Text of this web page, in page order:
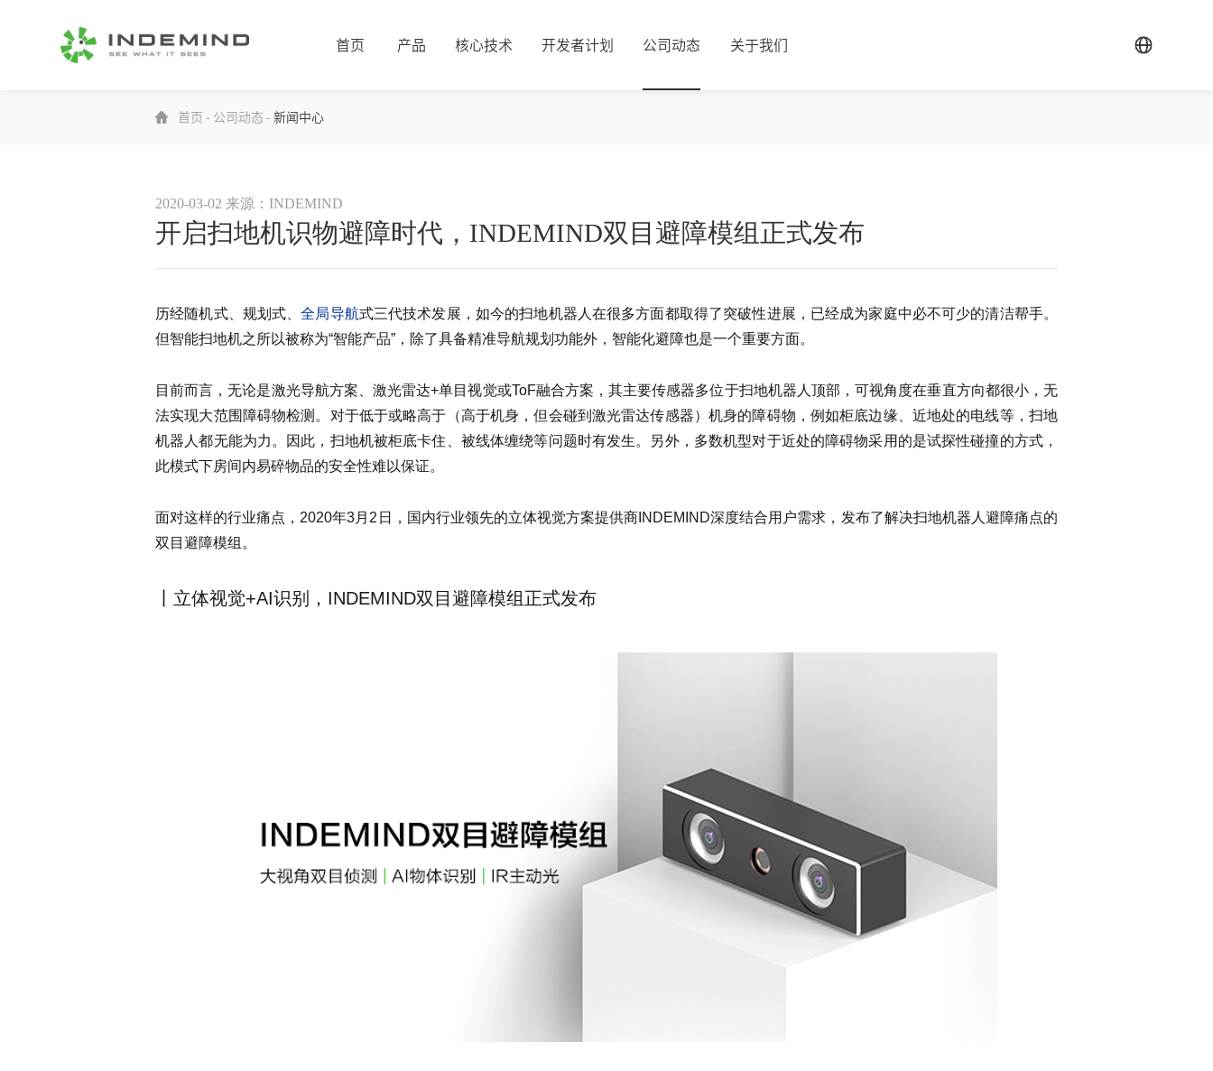
首页 产品 核心技术 开发者计划 公司动态 关于我们
首页 - 公司动态 - 新闻中心
2020-03-02 来源：INDEMIND
开启扫地机识物避障时代，INDEMIND双目避障模组正式发布
历经随机式、规划式、全局导航式三代技术发展，如今的扫地机器人在很多方面都取得了突破性进展，已经成为家庭中必不可少的清洁帮手。
但智能扫地机之所以被称为“智能产品”，除了具备精准导航规划功能外，智能化避障也是一个重要方面。
目前而言，无论是激光导航方案、激光雷达+单目视觉或ToF融合方案，其主要传感器多位于扫地机器人顶部，可视角度在垂直方向都很小，无
法实现大范围障碍物检测。对于低于或略高于（高于机身，但会碰到激光雷达传感器）机身的障碍物，例如柜底边缘、近地处的电线等，扫地
机器人都无能为力。因此，扫地机被柜底卡住、被线体缠绕等问题时有发生。另外，多数机型对于近处的障碍物采用的是试探性碰撞的方式，
此模式下房间内易碎物品的安全性难以保证。
面对这样的行业痛点，2020年3月2日，国内行业领先的立体视觉方案提供商INDEMIND深度结合用户需求，发布了解决扫地机器人避障痛点的
双目避障模组。
丨立体视觉+AI识别，INDEMIND双目避障模组正式发布